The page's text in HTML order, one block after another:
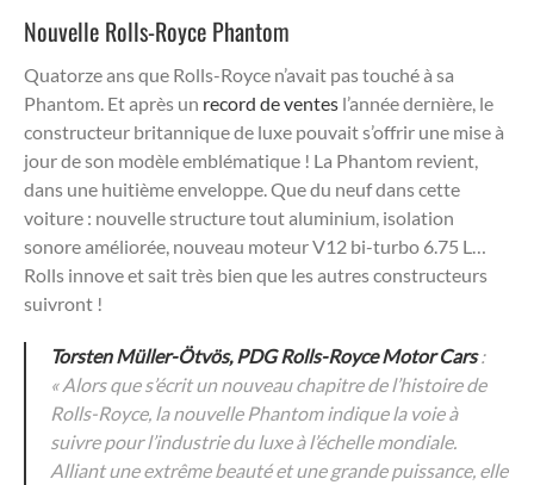
Nouvelle Rolls-Royce Phantom
Quatorze ans que Rolls-Royce n’avait pas touché à sa
Phantom. Et après un record de ventes l’année dernière, le
constructeur britannique de luxe pouvait s’offrir une mise à
jour de son modèle emblématique ! La Phantom revient,
dans une huitième enveloppe. Que du neuf dans cette
voiture : nouvelle structure tout aluminium, isolation
sonore améliorée, nouveau moteur V12 bi-turbo 6.75 L…
Rolls innove et sait très bien que les autres constructeurs
suivront !
Torsten Müller-Ötvös, PDG Rolls-Royce Motor Cars:
« Alors que s’écrit un nouveau chapitre de l’histoire de
Rolls-Royce, la nouvelle Phantom indique la voie à
suivre pour l’industrie du luxe à l’échelle mondiale.
Alliant une extrême beauté et une grande puissance, elle